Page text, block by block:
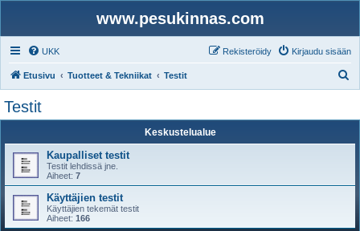
www.pesukinnas.com
UKK Kirjaudu sisään
Rekisteröidy
Etusivu Tuotteet & Tekniikat Testit
Testit
Keskustelualue
Kaupalliset testit
Testit lehdissä jne.
Aiheet: 7
Käyttäjien testit
Käyttäjien tekemät testit
Aiheet: 166